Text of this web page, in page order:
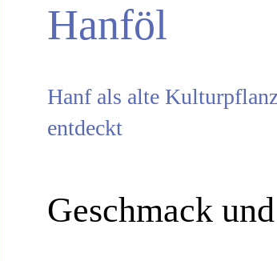
Hanföl
Hanf als alte
entdeckt
Geschmack